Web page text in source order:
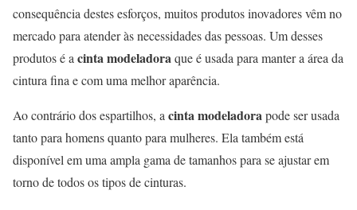
consequência destes esforços, muitos produtos inovadores vêm no
mercado para atender às necessidades das pessoas. Um desses
produtos é a cinta modeladoraque é usada para manter a área da
cintura fina e com uma melhor aparência.
Ao contrário dos espartilhos, a cinta modeladorapode ser usada
tanto para homens quanto para mulheres. Ela também está
disponível em uma ampla gama de tamanhos para se ajustar em
torno de todos os tipos de cinturas.